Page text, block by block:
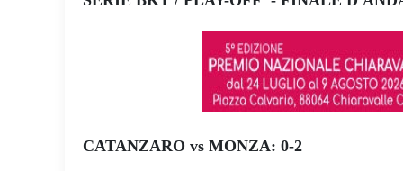
CATANZARO vs MONZA: 0-2